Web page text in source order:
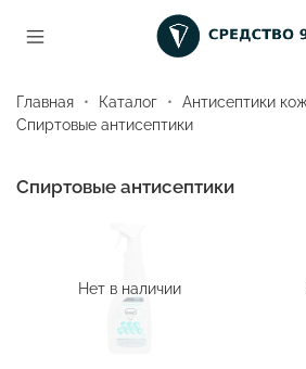
Главная Каталог
Антисептики
Спиртовые антисептики
Спиртовые антисептики
Нет в наличии